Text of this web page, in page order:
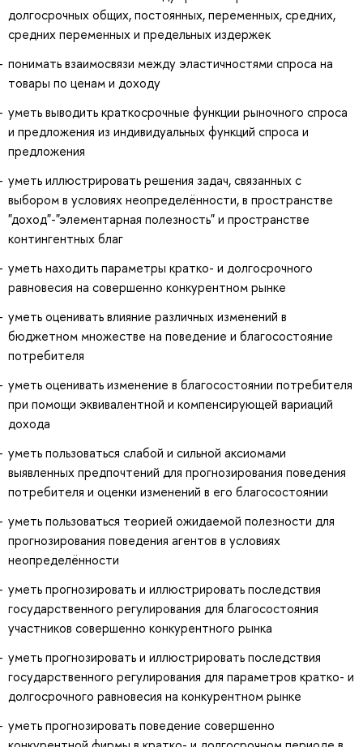
долгосрочных общих, постоянных, переменных, средних,
средних переменных и предельных издержек
понимать взаимосвязи между эластичностями спроса на
товары по ценам и доходу
уметь выводить краткосрочные функции рыночного спроса
и предложения из индивидуальных функций спроса и
предложения
уметь иллюстрировать решения задач, связанных с
выбором в условиях неопределённости, в пространстве
"доход"-"элементарная полезность" и пространстве
контингентных благ
уметь находить параметры кратко- и долгосрочного
равновесия на совершенно конкурентном рынке
уметь оценивать влияние различных изменений в
бюджетном множестве на поведение и благосостояние
потребителя
уметь оценивать изменение в благосостоянии потребителя
при помощи эквивалентной и компенсирующей вариаций
дохода
уметь пользоваться слабой и сильной аксиомами
выявленных предпочтений для прогнозирования поведения
потребителя и оценки изменений в его благосостоянии
уметь пользоваться теорией ожидаемой полезности для
прогнозирования поведения агентов в условиях
неопределённости
уметь прогнозировать и иллюстрировать последствия
государственного регулирования для благосостояния
участников совершенно конкурентного рынка
уметь прогнозировать и иллюстрировать последствия
государственного регулирования для параметров кратко- и
долгосрочного равновесия на конкурентном рынке
уметь прогнозировать поведение совершенно